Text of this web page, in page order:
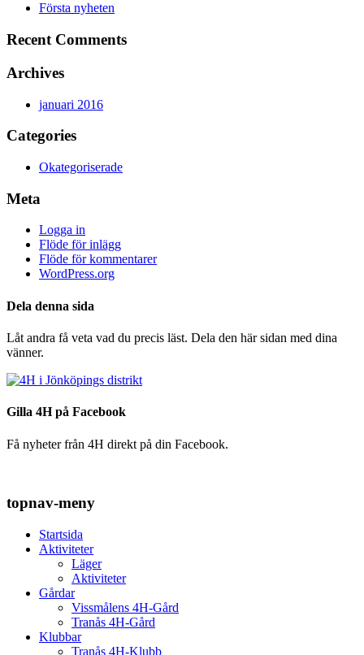
Första nyheten
Recent Comments
Archives
januari 2016
Categories
Okategoriserade
Meta
Logga in
Flöde för inlägg
Flöde för kommentarer
WordPress.org
Dela denna sida
Låt andra få veta vad du precis läst. Dela den här sidan med dina
vänner.
Gilla 4H på Facebook
Få nyheter från 4H direkt på din Facebook.
topnav-meny
Startsida
Aktiviteter
Läger
Aktiviteter
Gårdar
Vissmålens 4H-Gård
Tranås 4H-Gård
Klubbar
Tranås 4H-Klubb